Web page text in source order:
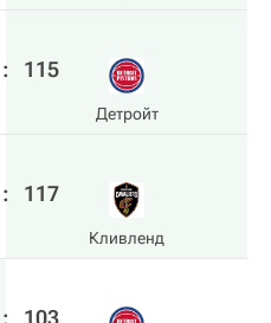
: 115
Детройт
: 117
Кливленд
: 103